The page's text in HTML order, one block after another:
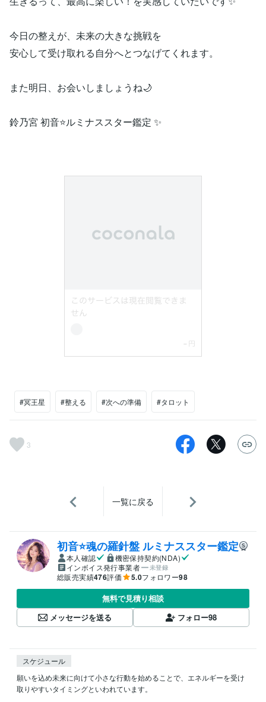
今日の整えが、未来の大きな挑戦を
安心して受け取れる自分へとつなげてくれます。
また明日、お会いしましょうね🌙
鈴乃宮 初音⭐️ルミナススター鑑定 ✨
#冥王星 #整える #次への準備 #タロット
3
一覧に戻る
初音⭐️魂の羅針盤 ルミナススター鑑定
本人確認
機密保持契約(NDA)
インボイス発行事業者
未登録
総販売実績476評価 5.0フォロワー98
無料で見積り相談
メッセージを送る
フォロー98
スケジュール
願いを込め未来に向けて小さな行動を始めることで、エネルギーを受け
取りやすいタイミングといわれています。